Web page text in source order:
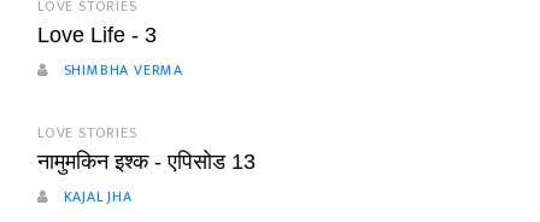
LOVE STORIES
Love Life - 3
SHIMBHA VERMA
LOVE STORIES
नामुमकिन इश्क - एपिसोड 13
KAJAL JHA